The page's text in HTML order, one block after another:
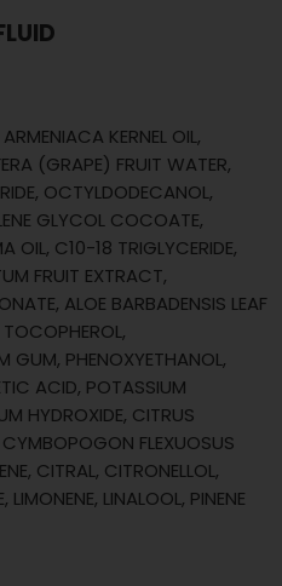
KERNEL OIL,
(GRAPE) FRUIT WATER,
OCTYLDODECANOL,
GLYCOL COCOATE,
OIL, C10-18 TRIGLYCERIDE,
FRUIT EXTRACT,
ALOE BARBADENSIS LEAF
GUM, PHENOXYETHANOL,
ACID, POTASSIUM
HYDROXIDE, CITRUS
CYMBOPOGON FLEXUOSUS
CITRAL, CITRONELLOL,
LINALOOL, PINENE